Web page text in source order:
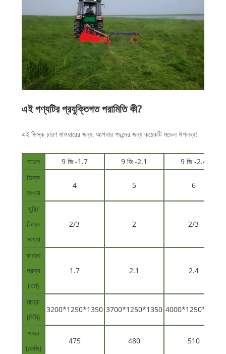
এই পণ্যটির প্রযুক্তিগত পরামিতি কী?
এই ডিস্ক চারণ মাওয়ারের জন্য, আপনার পছন্দের জন্য কয়েকটি মডেল উপলব্ধ!
মডেল 9 জি -1.7 9 জি -2.1
9 জি -2.4
ডিস্ক
সংখ্যা
4 5 6
ছুরি/
ডিস্ক
সংখ্যা
2/3 2 2/3
কাজের
প্রস্থ
(এম)
1.7 2.1 2.4
মাত্রা
(মিমি)
3200*1250*1350 3700*1250*1350 4000*1250*1350
ওজন
(কেজি)
475 480 510